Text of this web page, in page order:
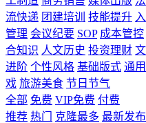
流快递 团建培训 技能提升
管理 会议纪要 SOP 成本管控
合知识 人文历史 投资理财
进阶 个性风格 基础版式 通
戏 旅游美食 节日节气
全部 免费 VIP免费 付费
推荐 热门 克隆最多 最新发布